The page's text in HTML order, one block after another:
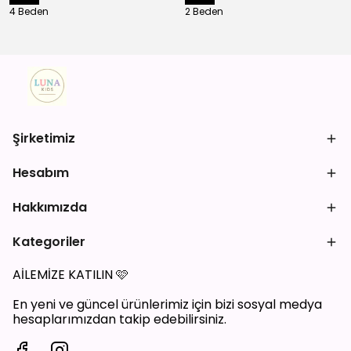
4 Beden 2 Beden
Şirketimiz
Hesabım
Hakkımızda
Kategoriler
AİLEMİZE KATILIN🩷
En yeni ve güncel ürünlerimiz için bizi sosyal medya
hesaplarımızdan takip edebilirsiniz.